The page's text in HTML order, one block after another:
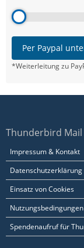
Per Paypal
*Weiterleitung zu
Thunderbird Mail
Impressum & Kontakt
Datenschutzerklärung
Einsatz von Cookies
Nutzungsbedingungen
Spendenaufruf für